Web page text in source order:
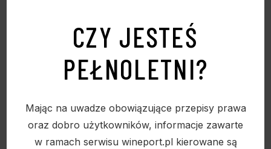
CZY JESTEŚ
PEŁNOLETNI?
Mając na uwadze obowiązujące przepisy prawa
oraz dobro użytkowników, informacje zawarte
w ramach serwisu wineport.pl kierowane są